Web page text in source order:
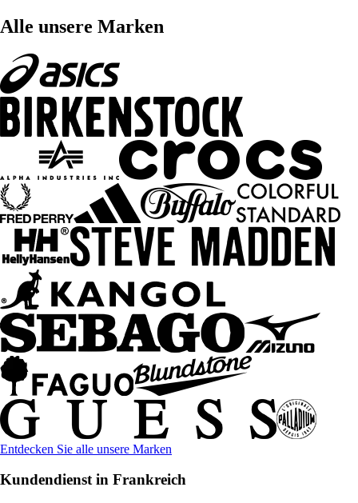
Alle unsere Marken
Entdecken Sie alle unsere Marken
Kundendienst in Frankreich